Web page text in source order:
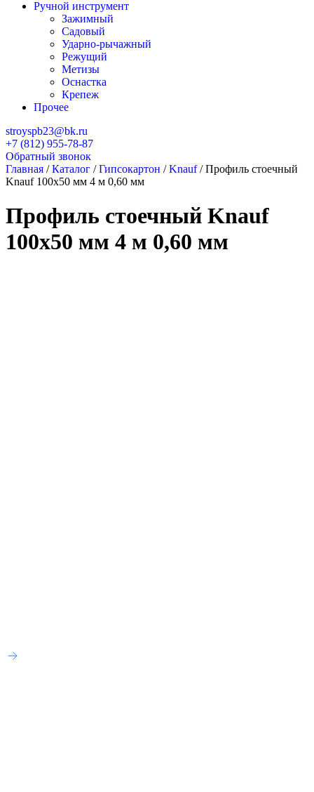
Ручной инструмент
Зажимный
Садовый
Ударно-рычажный
Режущий
Метизы
Оснастка
Крепеж
Прочее
stroyspb23@bk.ru
+7 (812) 955-78-87
Обратный звонок
Главная /Каталог /Гипсокартон /Knauf/Профиль стоечный
Knauf 100х50 мм 4 м 0,60 мм
Профиль стоечный Knauf
100х50 мм 4 м 0,60 мм